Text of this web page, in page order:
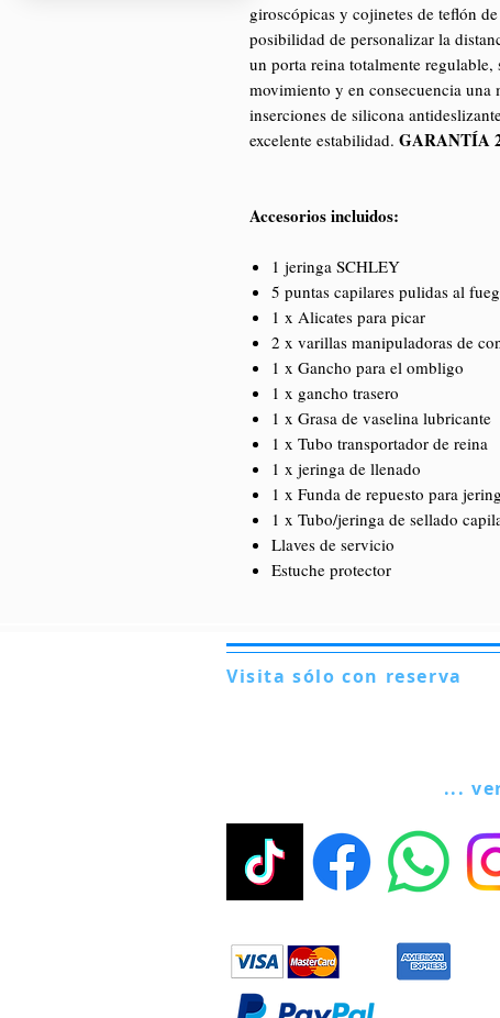
giroscópicas y cojinetes de teflón
posibilidad de personalizar la
un porta reina totalmente
movimiento y en consecuencia una
inserciones de silicona
excelente estabilidad. GARANTÍA
Accesorios incluidos:
1 jeringa SCHLEY
5 puntas capilares pulidas al
1 x Alicates para picar
2 x varillas manipuladoras de
1 x Gancho para el ombligo
1 x gancho trasero
1 x Grasa de vaselina lubricante
1 x Tubo transportador de reina
1 x jeringa de llenado
1 x Funda de repuesto para
1 x Tubo/jeringa de sellado
Llaves de servicio
Estuche protector
Visita sólo con reserva
...